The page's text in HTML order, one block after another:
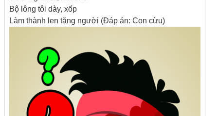
Bộ lông tôi dày, xốp
Làm thành len tặng người (Đáp án: Con cừu)